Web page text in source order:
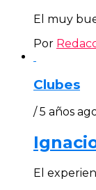
El muy
Por
Clubes
/ 5 años
El